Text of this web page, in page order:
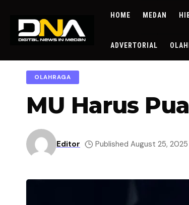
HOME MEDAN
ADVERTORIAL
OLAHRAGA
MU Harus
Editor Published August 25, 2025